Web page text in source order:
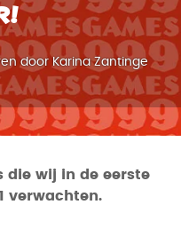
door Karina Zantinge
die wij in de eerste
verwachten.